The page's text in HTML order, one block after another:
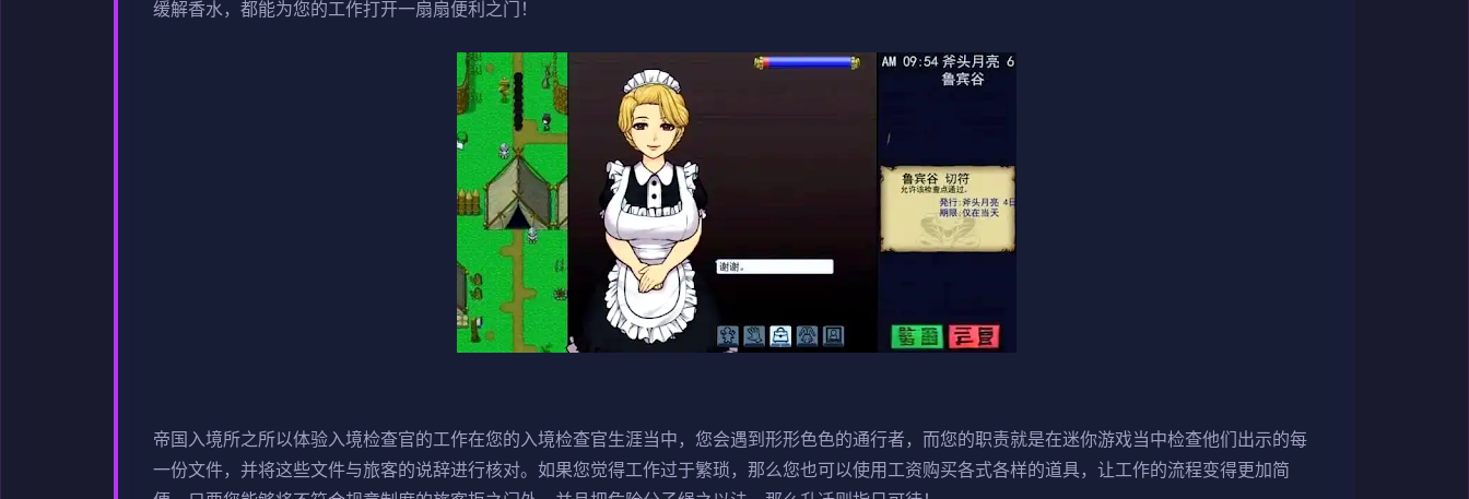
缓解香水，都能为您的工作打开一扇扇便利之门！
帝国入境所之所以体验入境检查官的工作在您的入境检查官生涯当中，您会遇到形形色色的通行者，而您的职责就是在迷你游戏当中检查他们出示的每
一份文件，并将这些文件与旅客的说辞进行核对。如果您觉得工作过于繁琐，那么您也可以使用工资购买各式各样的道具，让工作的流程变得更加简